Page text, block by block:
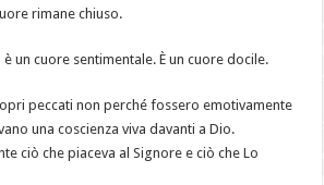
rimane chiuso.
un cuore sentimentale. È un cuore docile.
peccati non perché fossero emotivamente
una coscienza viva davanti a Dio.
ciò che piaceva al Signore e ciò che Lo